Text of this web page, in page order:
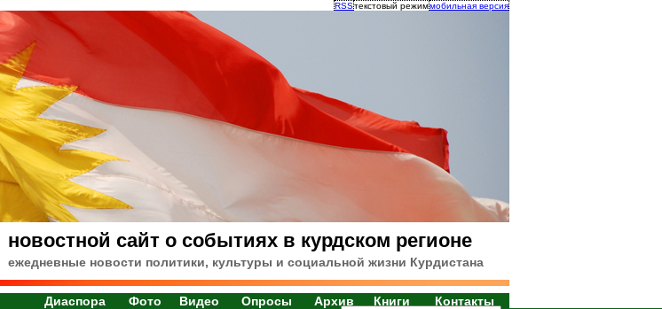
RSSтекстовый режиммобильная версия
новостной сайт о событиях в курдском регионе
ежедневные новости политики, культуры и социальной жизни Курдистана
Диаспора Фото Видео Опросы Архив Книги Контакты